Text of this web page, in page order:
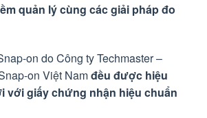
quản lý cùng các giải pháp đo
on do Công ty Techmaster –
on Việt Namđều được hiệu
với giấy chứng nhận hiệu chuẩn